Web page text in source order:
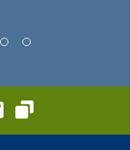
E-Mail
Link kopieren